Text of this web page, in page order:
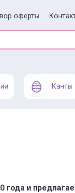
оферты
Канты
года и